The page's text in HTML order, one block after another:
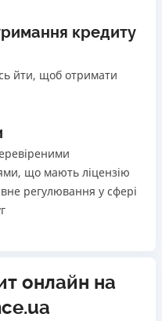
банкінг)
р.
платіж за умови
картку без
і займає до 5
по всій
постійних клієнтів
кредиту
йти, щоб отримати
що мають ліцензію
регулювання у сфері
онлайн на